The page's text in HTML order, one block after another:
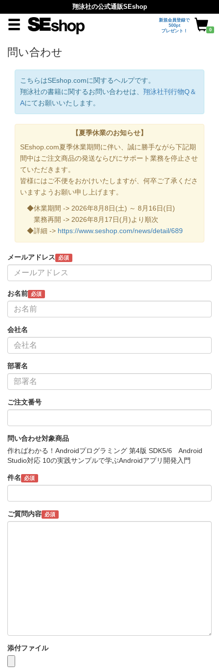
翔泳社の公式通販SEshop
新規会員登録で
500pt
プレゼント！
0
問い合わせ
こちらはSEshop.comに関するヘルプです。
翔泳社の書籍に関するお問い合わせは、 翔泳社刊行物Q＆
Aにてお願いいたします。
【夏季休業のお知らせ】
SEshop.com夏季休業期間に伴い、誠に勝手ながら下記期
間中はご注文商品の発送ならびにサポート業務を停止させ
ていただきます。
皆様にはご不便をおかけいたしますが、何卒ご了承くださ
いますようお願い申し上げます。
◆休業期間 -> 2026年8月8日(土) ～ 8月16日(日)
業務再開 -> 2026年8月17日(月)より順次
◆詳細 -> https://www.seshop.com/news/detail/689
メールアドレス 必須
お名前 必須
会社名
部署名
ご注文番号
問い合わせ対象商品
作ればわかる！Androidプログラミング 第4版 SDK5/6 Android
Studio対応 10の実践サンプルで学ぶAndroidアプリ開発入門
件名 必須
ご質問内容 必須
添付ファイル